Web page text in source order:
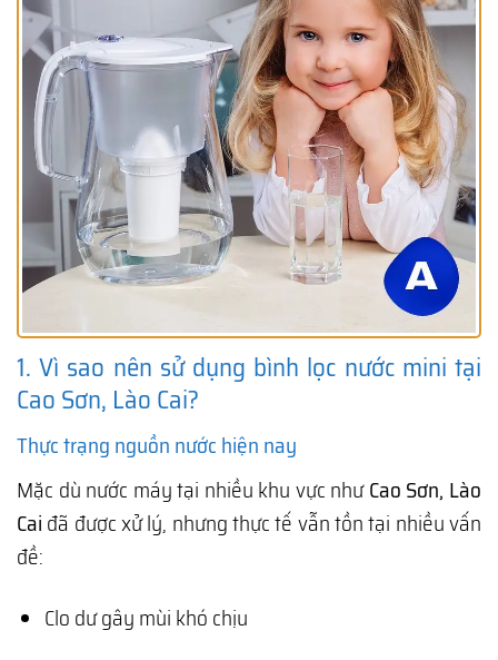
1. Vì sao nên sử dụng bình lọc nước mini tại
Cao Sơn, Lào Cai?
Thực trạng nguồn nước hiện nay
Mặc dù nước máy tại nhiều khu vực nhưCao Sơn, Lào
Cai đã được xử lý, nhưng thực tế vẫn tồn tại nhiều vấn
đề:
Clo dư gây mùi khó chịu